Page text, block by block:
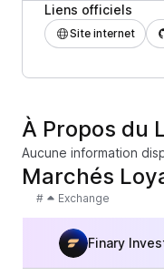
Liens officiels
Site internet
À Propos du
Aucune information
Marchés
# Exchange
Finary